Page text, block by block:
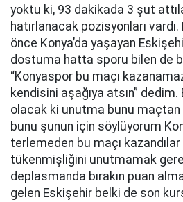
yoktu ki, 93 dakikada 3 şut
hatırlanacak pozisyonları
önce Konya’da yaşayan
dostuma hatta sporu bilen de
“Konyaspor bu maçı
kendisini aşağıya atsın”
olacak ki unutma bunu
bunu şunun için söylüyorum
terlemeden bu maçı
tükenmişliğini unutmamak
deplasmanda bırakın puan
gelen Eskişehir belki de son